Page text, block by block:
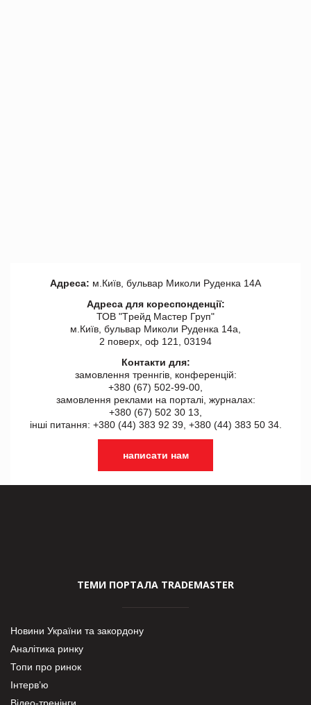
Адреса: м.Київ, бульвар Миколи Руденка 14А
Адреса для кореспонденції:
ТОВ "Tрейд Мастер Груп"
м.Київ, бульвар Миколи Руденка 14а,
2 поверх, оф 121, 03194
Контакти для:
замовлення треннгів, конференцій:
+380 (67) 502-99-00,
замовлення реклами на порталі, журналах:
+380 (67) 502 30 13,
інші питання: +380 (44) 383 92 39, +380 (44) 383 50 34.
написати нам
ТЕМИ ПОРТАЛА TRADEMASTER
Новини України та закордону
Аналітика ринку
Топи про ринок
Інтерв’ю
Відео-тренінги